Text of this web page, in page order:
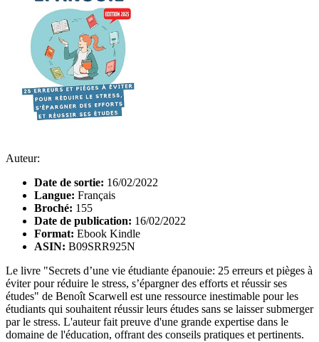
Auteur:
Date de sortie: 16/02/2022
Langue: Français
Broché: 155
Date de publication: 16/02/2022
Format: Ebook Kindle
ASIN: B09SRR925N
Le livre "Secrets d’une vie étudiante épanouie: 25 erreurs et pièges à
éviter pour réduire le stress, s’épargner des efforts et réussir ses
études" de Benoît Scarwell est une ressource inestimable pour les
étudiants qui souhaitent réussir leurs études sans se laisser submerger
par le stress. L'auteur fait preuve d'une grande expertise dans le
domaine de l'éducation, offrant des conseils pratiques et pertinents.